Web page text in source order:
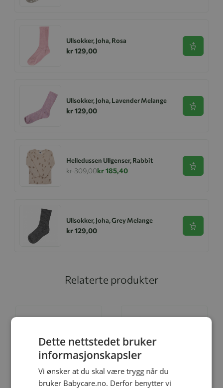
Ullsokker, Joha, Rosa
kr 129,00 Se
Ullsokker, Joha, Lavender Melange
kr 129,00 Se
Helledussen Ullgenser, Rabbit
kr 309,00kr 185,40 Se
Ullsokker, Joha, Grey Melange
kr 129,00 Se
Relaterte produkter
Dette nettstedet bruker
informasjonskapsler
Vi ønsker at du skal være trygg når du
bruker Babycare.no. Derfor benytter vi